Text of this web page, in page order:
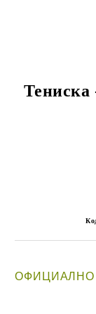
ОФИЦИАЛНО